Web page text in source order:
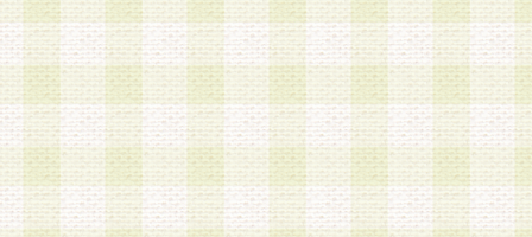
a.既に登録されている会員と同一のメールアドレ
録する場合
b.本サービスと同様のサービスを提供している企
業に従事していると思われる本人またはその家族
場合
c.その他当社が不適切と判断する場合